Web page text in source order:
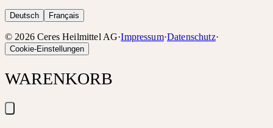
Deutsch Français
©2026 Ceres Heilmittel AG·Impressum·Datenschutz·
Cookie-Einstellungen
WARENKORB